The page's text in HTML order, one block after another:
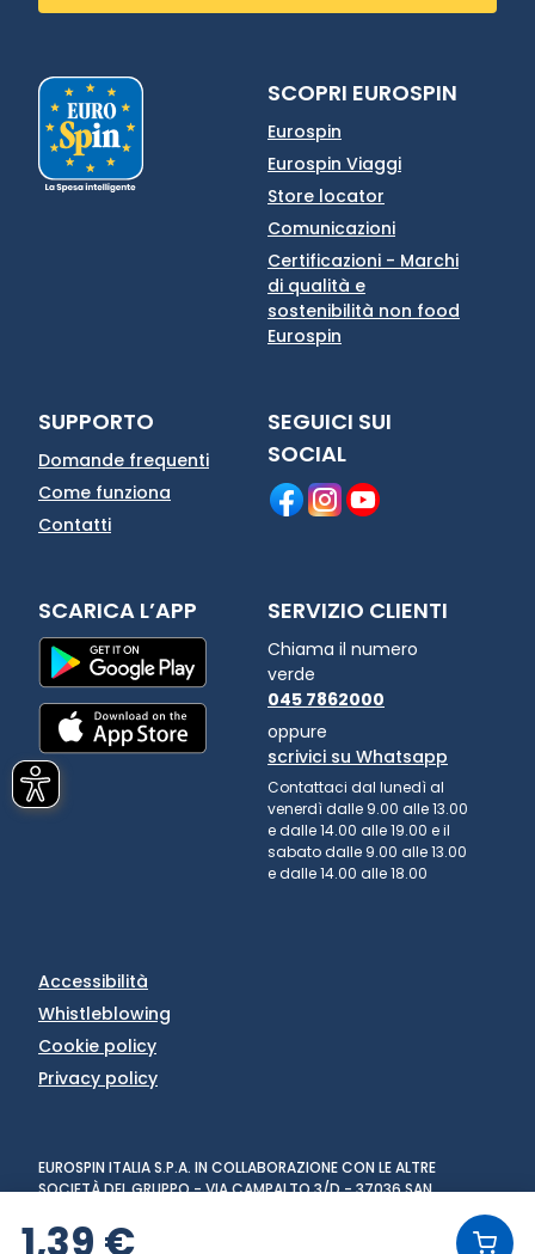
1,39 €
SCOPRI EUROSPIN
Eurospin
Eurospin Viaggi
Store locator
Comunicazioni
Certificazioni - Marchi
di qualità e
sostenibilità non food
Eurospin
SUPPORTO
Domande frequenti
Come funziona
Contatti
SEGUICI SUI
SOCIAL
SCARICA L’APP SERVIZIO CLIENTI
Chiama il numero
verde
045 7862000
oppure
scrivici su Whatsapp
Contattaci dal lunedì al
venerdì dalle 9.00 alle 13.00
e dalle 14.00 alle 19.00 e il
sabato dalle 9.00 alle 13.00
e dalle 14.00 alle 18.00
Accessibilità
Whistleblowing
Cookie policy
Privacy policy
EUROSPIN ITALIA S.P.A. IN COLLABORAZIONE CON LE ALTRE
SOCIETÀ DEL GRUPPO - VIA CAMPALTO 3/D - 37036 SAN
MARTINO BUON ALBERGO (VR) - FAX +39 045 8782333 - PARTITA
IVA 02536510239